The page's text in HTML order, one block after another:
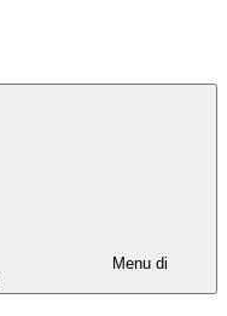
Menu di